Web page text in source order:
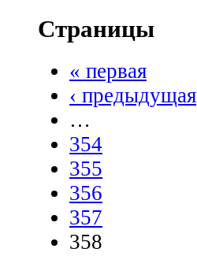
Страницы
« первая
‹ предыдущая
…
354
355
356
357
358